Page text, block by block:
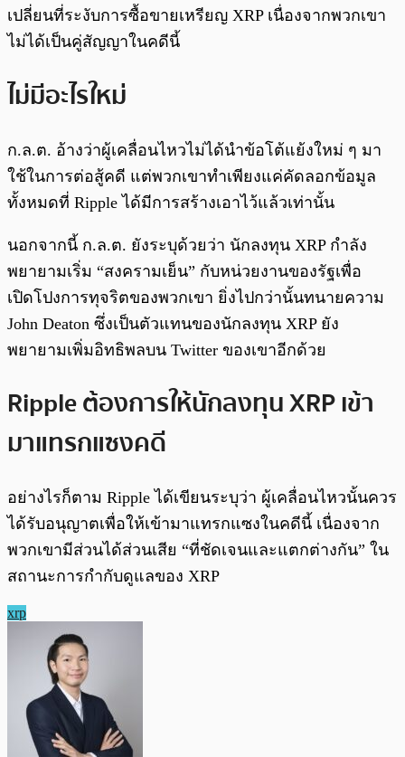
เปลี่ยนที่ระงับการซื้อขายเหรียญ XRP เนื่องจากพวกเขา
ไม่ได้เป็นคู่สัญญาในคดีนี้
ไม่มีอะไรใหม่
ก.ล.ต. อ้างว่าผู้เคลื่อนไหวไม่ได้นำข้อโต้แย้งใหม่ ๆ มา
ใช้ในการต่อสู้คดี แต่พวกเขาทำเพียงแค่คัดลอกข้อมูล
ทั้งหมดที่ Ripple ได้มีการสร้างเอาไว้แล้วเท่านั้น
นอกจากนี้ ก.ล.ต. ยังระบุด้วยว่า นักลงทุน XRP กำลัง
พยายามเริ่ม “สงครามเย็น” กับหน่วยงานของรัฐเพื่อ
เปิดโปงการทุจริตของพวกเขา ยิ่งไปกว่านั้นทนายความ
John Deaton ซึ่งเป็นตัวแทนของนักลงทุน XRP ยัง
พยายามเพิ่มอิทธิพลบน Twitter ของเขาอีกด้วย
Ripple ต้องการให้นักลงทุน XRP เข้า
มาแทรกแซงคดี
อย่างไรก็ตาม Ripple ได้เขียนระบุว่า ผู้เคลื่อนไหวนั้นควร
ได้รับอนุญาตเพื่อให้เข้ามาแทรกแซงในคดีนี้ เนื่องจาก
พวกเขามีส่วนได้ส่วนเสีย “ที่ชัดเจนและแตกต่างกัน” ใน
สถานะการกำกับดูแลของ XRP
xrp